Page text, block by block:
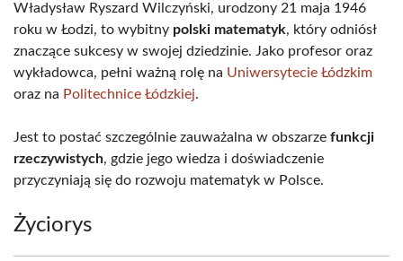
Władysław Ryszard Wilczyński, urodzony 21 maja 1946
roku w Łodzi, to wybitny polski matematyk, który odniósł
znaczące sukcesy w swojej dziedzinie. Jako profesor oraz
wykładowca, pełni ważną rolę na Uniwersytecie Łódzkim
oraz na Politechnice Łódzkiej.
Jest to postać szczególnie zauważalna w obszarze funkcji
rzeczywistych, gdzie jego wiedza i doświadczenie
przyczyniają się do rozwoju matematyk w Polsce.
Życiorys